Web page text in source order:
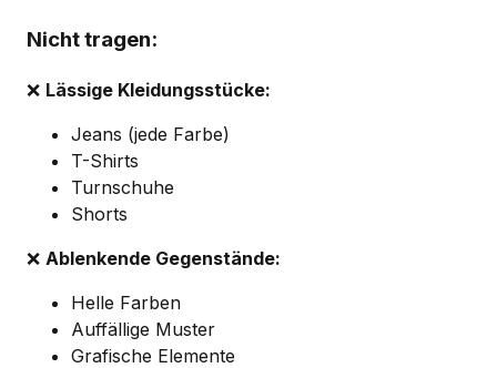
Nicht tragen:
❌ Lässige Kleidungsstücke:
Jeans (jede Farbe)
T-Shirts
Turnschuhe
Shorts
❌ Ablenkende Gegenstände:
Helle Farben
Auffällige Muster
Grafische Elemente